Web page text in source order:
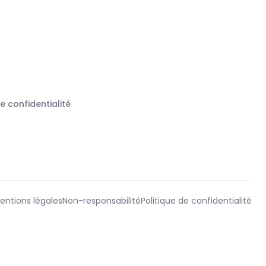
confidentialité
légalesNon-responsabilitéPolitique de confidentialité